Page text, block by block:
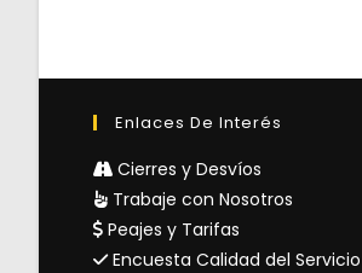
Enlaces De Interés
Cierres y Desvíos
Trabaje con Nosotros
Peajes y Tarifas
Encuesta Calidad del Servicio